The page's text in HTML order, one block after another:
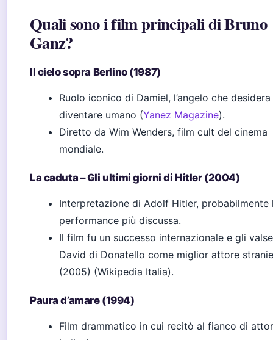
Quali sono i film principali di Bruno
Ganz?
Il cielo sopra Berlino (1987)
Ruolo iconico di Damiel, l’angelo che desidera
diventare umano (Yanez Magazine).
Diretto da Wim Wenders, film cult del cinema
mondiale.
La caduta – Gli ultimi giorni di Hitler (2004)
Interpretazione di Adolf Hitler, probabilmente
performance più discussa.
Il film fu un successo internazionale e gli
David di Donatello come miglior attore
(2005) (Wikipedia Italia).
Paura d’amare (1994)
Film drammatico in cui recitò al fianco di